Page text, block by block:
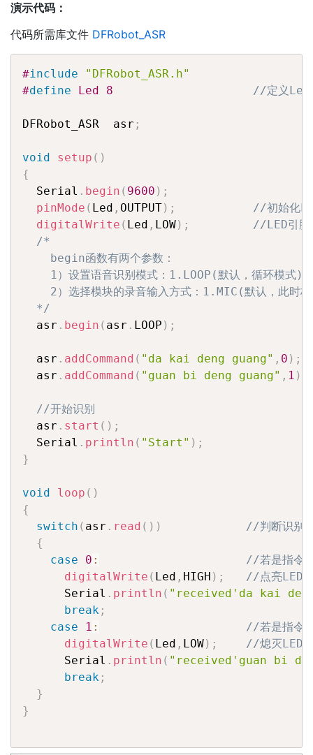
演示代码：
代码所需库文件 DFRobot_ASR
#include
"DFRobot_ASR.h"
#define Led 8 //定义Led
DFRobot_ASR  asr ;
void setup ( )
{
  Serial
. begin ( 9600 ) ;
pinMode ( Led , OUTPUT) ;
//初始化
digitalWrite ( Led , LOW) ;
//LED引脚
/*
    begin函数有两个参数：
1）设置语音识别模式：1.LOOP(默认，循环模
  */
  asr
. begin ( asr . LOOP ) ;
  asr
. addCommand ( "da kai deng guang" , 0 ) ;
  asr
. addCommand ( "guan bi deng guang" , 1 )
//开始识别
  asr
. start ( ) ;
  Serial
. println ( "Start" ) ;
}
void loop ( )
{
switch ( asr . read ( ) )
//判断识别
{
case
0 :
//若是指令
digitalWrite ( Led , HIGH ) ;
//点亮LED
      Serial
. println ( "received'da kai
break ;
case
1 :
//若是指令
digitalWrite ( Led , LOW) ;
//熄灭LED
      Serial
. println ( "received'guan bi
break ;
}
}